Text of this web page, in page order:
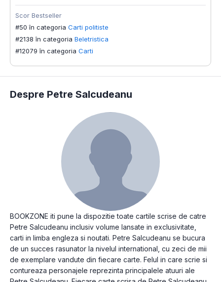
Scor Bestseller
#50 în categoria Carti politiste
#2138 în categoria Beletristica
#12079 în categoria Carti
Despre Petre Salcudeanu
BOOKZONE iti pune la dispozitie toate cartile scrise de catre
Petre Salcudeanu inclusiv volume lansate in exclusivitate,
carti in limba engleza si noutati. Petre Salcudeanu se bucura
de un succes rasunator la nivelul international, cu zeci de mii
de exemplare vandute din fiecare carte. Felul in care scrie si
contureaza personajele reprezinta principalele atuuri ale